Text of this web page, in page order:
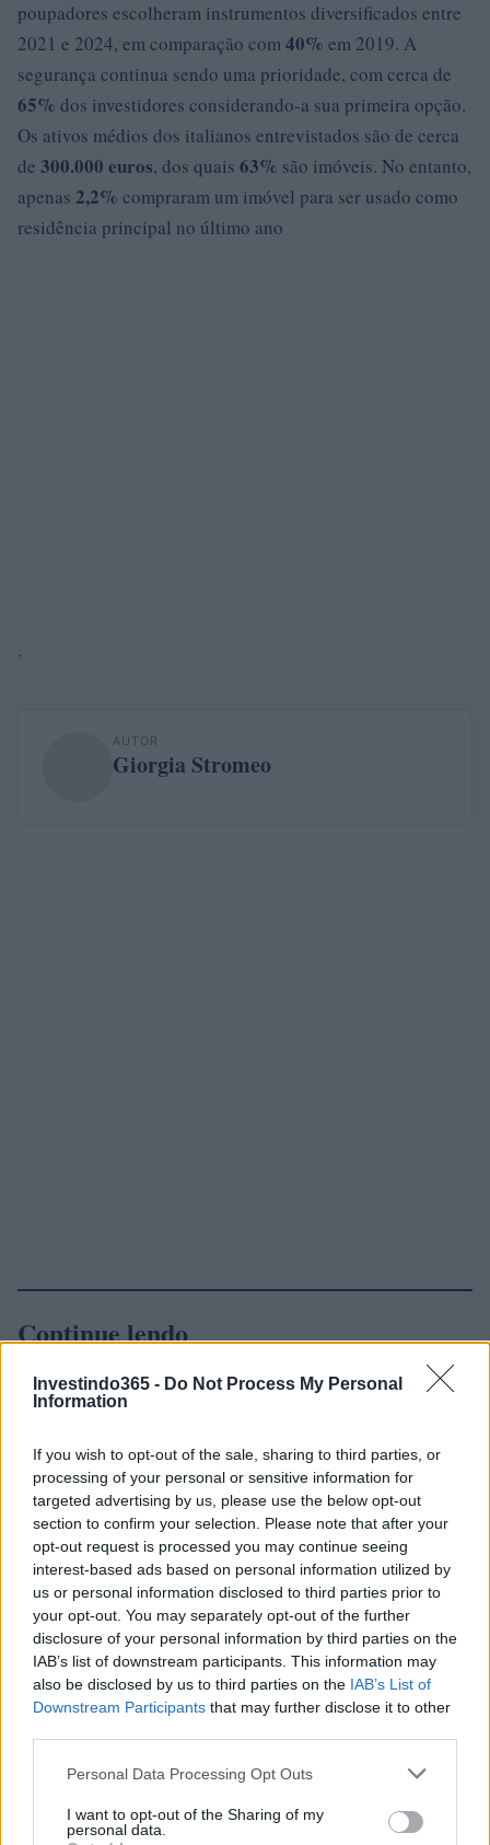
Investindo365 - Do Not Process My Personal
Information
If you wish to opt-out of the sale, sharing to third parties, or
processing of your personal or sensitive information for
targeted advertising by us, please use the below opt-out
section to confirm your selection. Please note that after your
opt-out request is processed you may continue seeing
interest-based ads based on personal information utilized by
us or personal information disclosed to third parties prior to
your opt-out. You may separately opt-out of the further
disclosure of your personal information by third parties on the
IAB’s list of downstream participants. This information may
also be disclosed by us to third parties on the IAB’s List of
Downstream Participants that may further disclose it to other
Please note that this website/app uses one or more Google
not limited to your visit or usage behaviour. You may click to
grant or deny consent to Google and its third-party tags to
Personal Data Processing Opt Outs
I want to opt-out of the Sharing of my
personal data.
poupadores escolheram instrumentos diversificados entre
2021 e 2024, em comparação com40% em 2019. A
segurança continua sendo uma prioridade, com cerca de
65% dos investidores considerando-a sua primeira opção.
Os ativos médios dos italianos entrevistados são de cerca
de 300.000 euros, dos quais 63% são imóveis. No entanto,
apenas 2,2% compraram um imóvel para ser usado como
residência principal no último ano
.
AUTOR
Giorgia Stromeo
Continue lendo
FINANÇA
Ouro e dólar sob pressão: como os mercados estão
respondendo às últimas notícias
Beatriz Almeida · 6 ago 2026